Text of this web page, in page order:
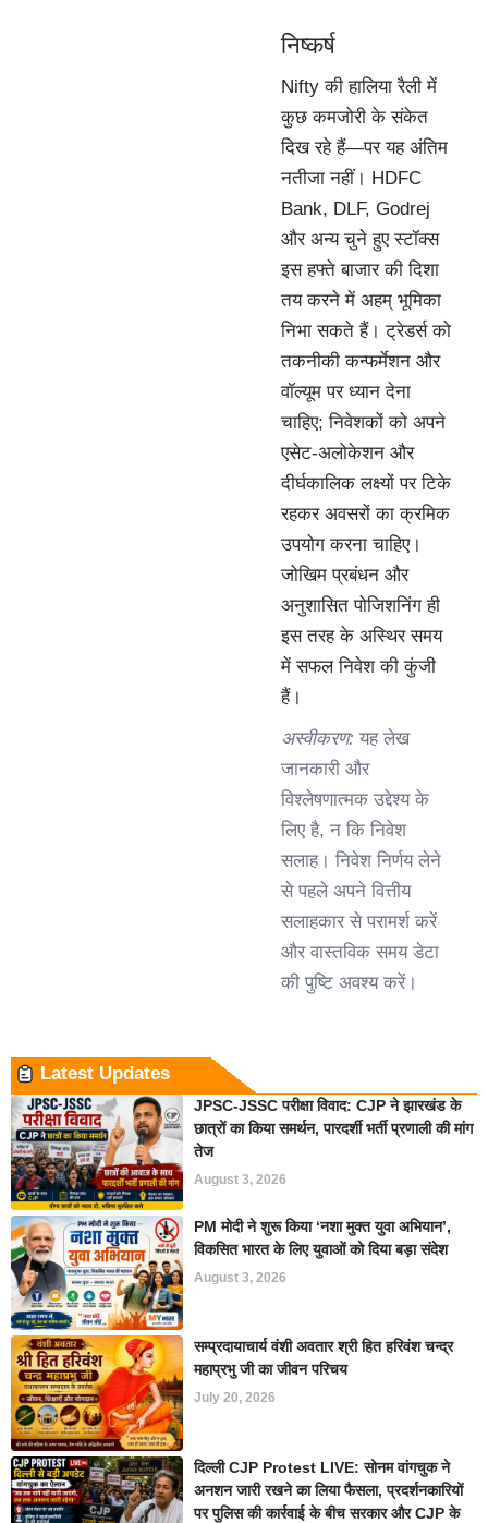
निष्कर्ष
Nifty की हालिया रैली में
कुछ कमजोरी के संकेत
दिख रहे हैं—पर यह अंतिम
नतीजा नहीं। HDFC
Bank, DLF, Godrej
और अन्य चुने हुए स्टॉक्स
इस हफ्ते बाजार की दिशा
तय करने में अहम् भूमिका
निभा सकते हैं। ट्रेडर्स को
तकनीकी कन्फर्मेशन और
वॉल्यूम पर ध्यान देना
चाहिए; निवेशकों को अपने
एसेट-अलोकेशन और
दीर्घकालिक लक्ष्यों पर टिके
रहकर अवसरों का क्रमिक
उपयोग करना चाहिए।
जोखिम प्रबंधन और
अनुशासित पोजिशनिंग ही
इस तरह के अस्थिर समय
में सफल निवेश की कुंजी
हैं।
अस्वीकरण: यह लेख
जानकारी और
विश्लेषणात्मक उद्देश्य के
लिए है, न कि निवेश
सलाह। निवेश निर्णय लेने
से पहले अपने वित्तीय
सलाहकार से परामर्श करें
और वास्तविक समय डेटा
की पुष्टि अवश्य करें।
Latest Updates
JPSC-JSSC परीक्षा विवाद: CJP ने झारखंड के
छात्रों का किया समर्थन, पारदर्शी भर्ती प्रणाली की मांग
तेज
August 3, 2026
PM मोदी ने शुरू किया ‘नशा मुक्त युवा अभियान’,
विकसित भारत के लिए युवाओं को दिया बड़ा संदेश
August 3, 2026
सम्प्रदायाचार्य वंशी अवतार श्री हित हरिवंश चन्द्र
महाप्रभु जी का जीवन परिचय
July 20, 2026
दिल्ली CJP Protest LIVE: सोनम वांगचुक ने
अनशन जारी रखने का लिया फैसला, प्रदर्शनकारियों
पर पुलिस की कार्रवाई के बीच सरकार और CJP के